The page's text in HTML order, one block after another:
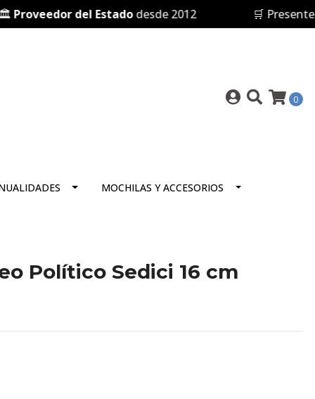
del Estadodesde 2012 🛒 Presentes en
0
MOCHILAS Y ACCESORIOS
Político Sedici 16 cm